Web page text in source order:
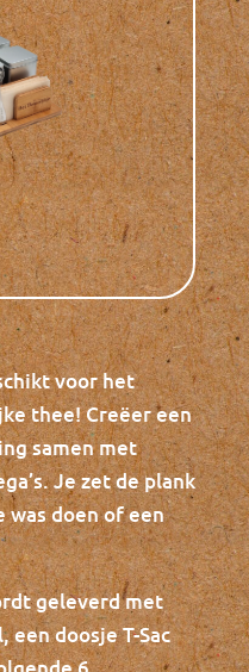
voor het
thee! Creëer een
samen met
Je zet de plank
was doen of een
geleverd met
doosje T-Sac